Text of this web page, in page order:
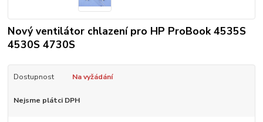
Nový ventilátor chlazení pro HP ProBook 4535S
4530S 4730S
Dostupnost Na vyžádání
Nejsme plátci DPH